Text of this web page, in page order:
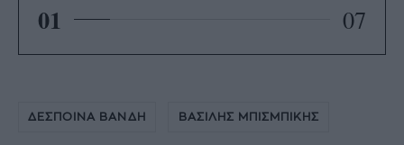
01 07
ΔΕΣΠΟΙΝΑ ΒΑΝΔΗ ΒΑΣΙΛΗΣ ΜΠΙΣΜΠΙΚΗΣ